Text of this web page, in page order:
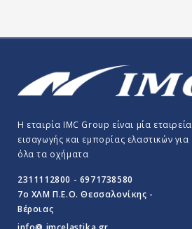
Η εταιρία IMC Group είναι μία εταιρεία
εισαγωγής και εμπορίας ελαστικών για
όλα τα οχήματα
2311112800 - 6971738580
7o ΧΛΜ Π.E.O. Θεσσαλονίκης -
Βέροιας